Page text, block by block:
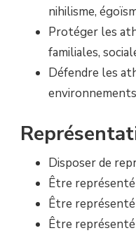
nihilisme,
Protéger les
familiales,
Défendre les
Disposer de
Être représenté
Être
Être